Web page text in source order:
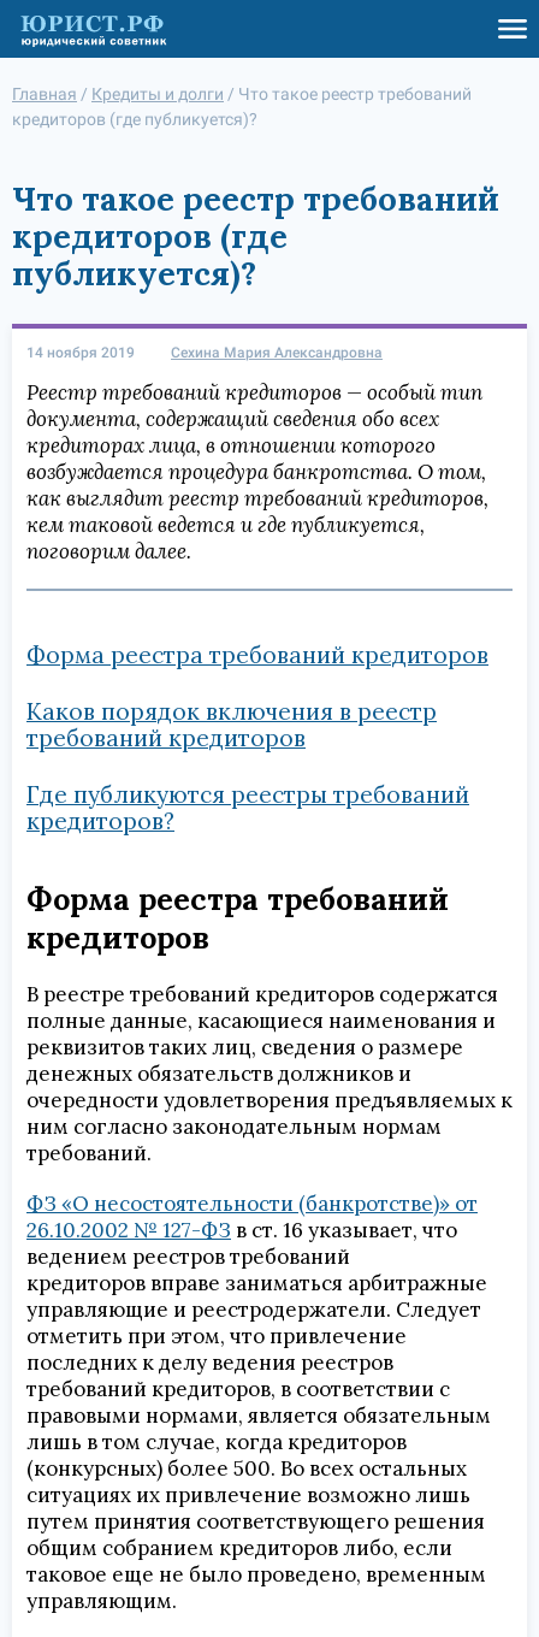
Главная / Кредиты и долги / Что такое реестр требований
кредиторов (где публикуется)?
Что такое реестр требований
кредиторов (где
публикуется)?
14 ноября 2019 Сехина Мария Александровна
Реестр требований кредиторов — особый тип
документа, содержащий сведения обо всех
кредиторах лица, в отношении которого
возбуждается процедура банкротства. О том,
как выглядит реестр требований кредиторов,
кем таковой ведется и где публикуется,
поговорим далее.
Форма реестра требований кредиторов
Каков порядок включения в реестр
требований кредиторов
Где публикуются реестры требований
кредиторов?
Форма реестра требований
кредиторов
В реестре требований кредиторов содержатся
полные данные, касающиеся наименования и
реквизитов таких лиц, сведения о размере
денежных обязательств должников и
очередности удовлетворения предъявляемых к
ним согласно законодательным нормам
требований.
ФЗ «О несостоятельности (банкротстве)» от
26.10.2002 № 127-ФЗ в ст. 16 указывает, что
ведением реестров требований
кредиторов вправе заниматься арбитражные
управляющие и реестродержатели. Следует
отметить при этом, что привлечение
последних к делу ведения реестров
требований кредиторов, в соответствии с
правовыми нормами, является обязательным
лишь в том случае, когда кредиторов
(конкурсных) более 500. Во всех остальных
ситуациях их привлечение возможно лишь
путем принятия соответствующего решения
общим собранием кредиторов либо, если
таковое еще не было проведено, временным
управляющим.